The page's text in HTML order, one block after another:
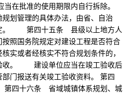
批准的使用期限内自行拆除。
划管理的具体办法，由省、自治
。 第四十五条 县级以上地方人
照国务院规定对建设工程是否符合
实或者经核实不符合规划条件的，
收。 建设单位应当在竣工验收后
门报送有关竣工验收资料。 第四
十六条 省域城镇体系规划、城